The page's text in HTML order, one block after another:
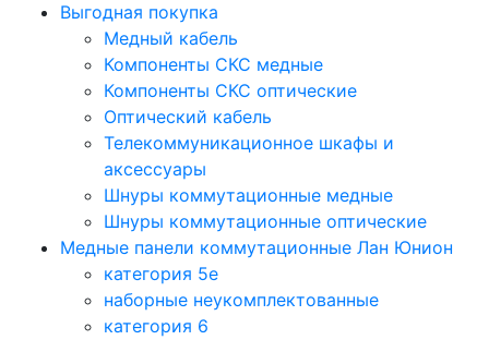
Выгодная покупка
Медный кабель
Компоненты СКС медные
Компоненты СКС оптические
Оптический кабель
Телекоммуникационное шкафы и
аксессуары
Шнуры коммутационные медные
Шнуры коммутационные оптические
Медные панели коммутационные Лан Юнион
категория 5e
наборные неукомплектованные
категория 6